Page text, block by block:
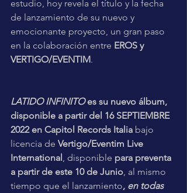
estudio, hoy revela el título y la fecha
de lanzamiento de su nuevo y
emocionante proyecto, un gran paso
en la colaboración entre EROS y
VERTIGO/EVENTIM.
LATIDO INFINITO es su nuevo álbum,
disponible a partir del 16 SEPTIEMBRE
2022 en Capitol Records Italia bajo
licencia de Vertigo/Eventim Live
International , disponible para preventa
a partir de este 10 de Junio , al mismo
tiempo que el lanzamiento, en todas